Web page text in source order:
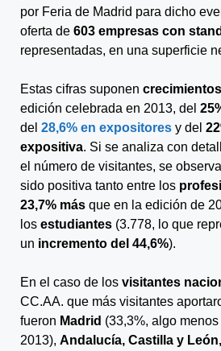
por Feria de Madrid para dicho
oferta de 603 empresas con stand
representadas, en una superficie
Estas cifras suponen crecimientos
edición celebrada en 2013, del
del 28,6% en expositores y del
expositiva. Si se analiza con
el número de visitantes, se
sido positiva tanto entre los
23,7% más que en la edición de
los estudiantes (3.778, lo que
un incremento del 44,6%).
En el caso de los visitantes
CC.AA. que más visitantes
fueron Madrid (33,3%, algo
2013), Andalucía, Castilla y